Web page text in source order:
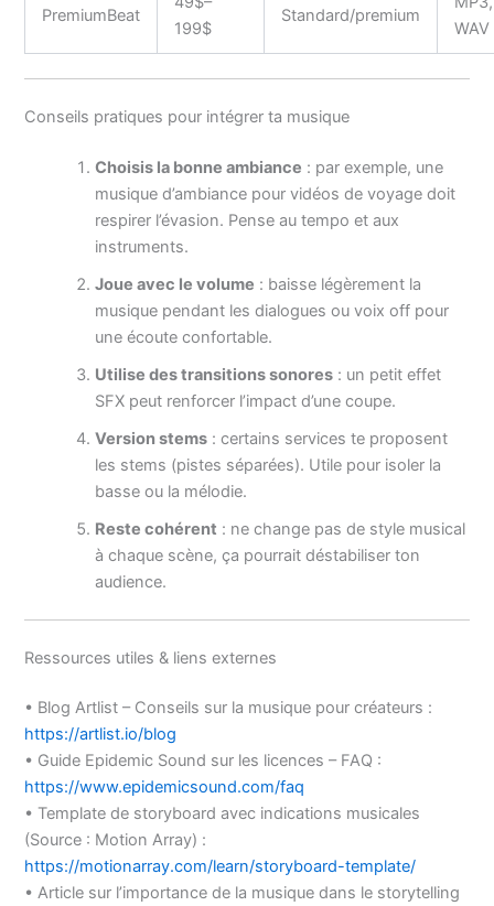
PremiumBeat
199$
Standard/premium
WAV
Conseils pratiques pour intégrer ta musique
Choisis la bonne ambiance : par exemple, une
musique d’ambiance pour vidéos de voyage doit
respirer l’évasion. Pense au tempo et aux
instruments.
Joue avec le volume : baisse légèrement la
musique pendant les dialogues ou voix off pour
une écoute confortable.
Utilise des transitions sonores : un petit effet
SFX peut renforcer l’impact d’une coupe.
Version stems : certains services te proposent
les stems (pistes séparées). Utile pour isoler la
basse ou la mélodie.
Reste cohérent : ne change pas de style musical
à chaque scène, ça pourrait déstabiliser ton
audience.
Ressources utiles & liens externes
• Blog Artlist – Conseils sur la musique pour créateurs :
https://artlist.io/blog
• Guide Epidemic Sound sur les licences – FAQ :
https://www.epidemicsound.com/faq
• Template de storyboard avec indications musicales
(Source : Motion Array) :
https://motionarray.com/learn/storyboard-template/
• Article sur l’importance de la musique dans le storytelling